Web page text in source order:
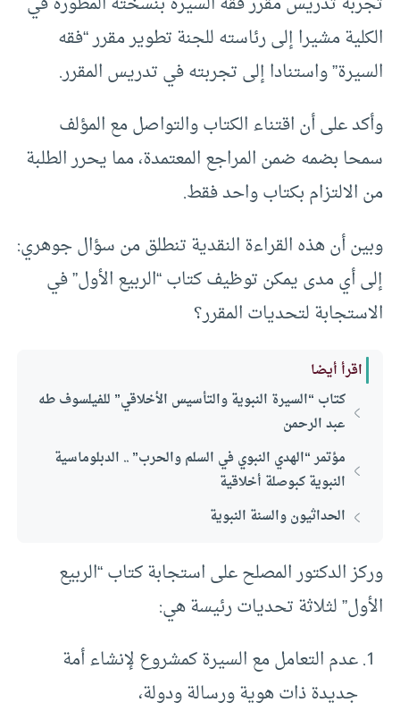
الكلية مشيرا إلى رئاسته للجنة تطوير مقرر “فقه
السيرة” واستنادا إلى تجربته في تدريس المقرر.
وأكد على أن اقتناء الكتاب والتواصل مع المؤلف
سمحا بضمه ضمن المراجع المعتمدة، مما يحرر الطلبة
من الالتزام بكتاب واحد فقط.
وبين أن هذه القراءة النقدية تنطلق من سؤال جوهري:
إلى أي مدى يمكن توظيف كتاب “الربيع الأول” في
الاستجابة لتحديات المقرر؟
اقرأ أيضا
كتاب “السيرة النبوية والتأسيس الأخلاقي” للفيلسوف طه
عبد الرحمن
مؤتمر “الهدي النبوي في السلم والحرب” .. الدبلوماسية
النبوية كبوصلة أخلاقية
الحداثيون والسنة النبوية
وركز الدكتور المصلح على استجابة كتاب “الربيع
الأول” لثلاثة تحديات رئيسة هي:
عدم التعامل مع السيرة كمشروع لإنشاء أمة
جديدة ذات هوية ورسالة ودولة،